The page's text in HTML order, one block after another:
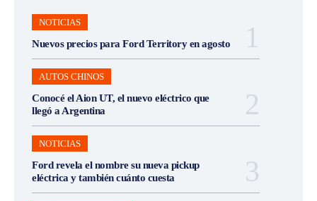
NOTICIAS
Nuevos precios para Ford Territory en agosto
AUTOS CHINOS
Conocé el Aion UT, el nuevo eléctrico que
llegó a Argentina
NOTICIAS
Ford revela el nombre su nueva pickup
eléctrica y también cuánto cuesta